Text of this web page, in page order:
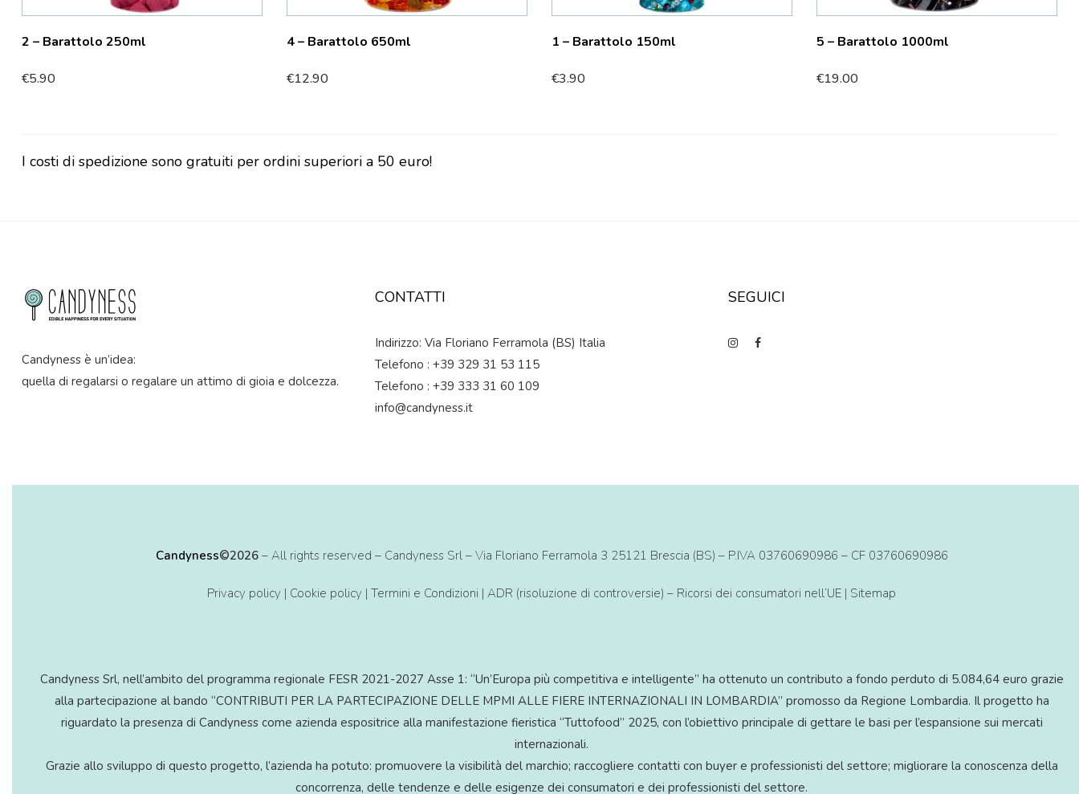
2 – Barattolo 250ml
€5.90
4 – Barattolo 650ml
€12.90
1 – Barattolo 150ml
€3.90
5 – Barattolo 1000ml
€19.00
I costi di spedizione sono gratuiti per ordini superiori a 50 euro!
Candyness è un’idea:
quella di regalarsi o regalare un attimo di gioia e dolcezza.
CONTATTI
Indirizzo: Via Floriano Ferramola (BS) Italia
Telefono : +39 329 31 53 115
Telefono : +39 333 31 60 109
info@candyness.it
SEGUICI
Candyness©2026– All rights reserved – Candyness Srl – Via Floriano Ferramola 3 25121 Brescia (BS) – P.IVA 03760690986 – CF 03760690986
Privacy policy | Cookie policy | Termini e Condizioni | ADR (risoluzione di controversie) – Ricorsi dei consumatori nell’UE | Sitemap
Candyness Srl, nell’ambito del programma regionale FESR 2021-2027 Asse 1: “Un’Europa più competitiva e intelligente” ha ottenuto un contributo a fondo perduto di 5.084,64 euro grazie
alla partecipazione al bando “CONTRIBUTI PER LA PARTECIPAZIONE DELLE MPMI ALLE FIERE INTERNAZIONALI IN LOMBARDIA” promosso da Regione Lombardia. Il progetto ha
riguardato la presenza di Candyness come azienda espositrice alla manifestazione fieristica “Tuttofood” 2025, con l’obiettivo principale di gettare le basi per l’espansione sui mercati
internazionali.
Grazie allo sviluppo di questo progetto, l’azienda ha potuto: promuovere la visibilità del marchio; raccogliere contatti con buyer e professionisti del settore; migliorare la conoscenza della
concorrenza, delle tendenze e delle esigenze dei consumatori e dei professionisti del settore.